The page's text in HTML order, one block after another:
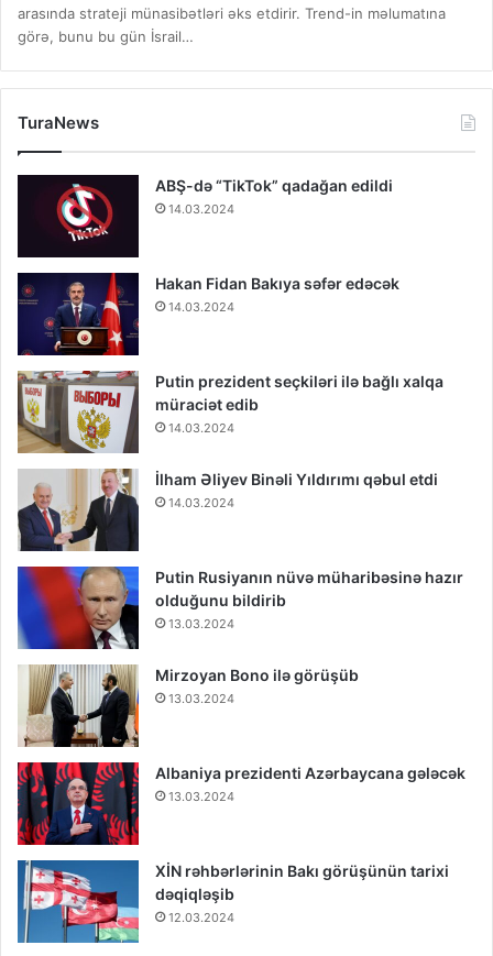
arasında strateji münasibətləri əks etdirir. Trend-in məlumatına
görə, bunu bu gün İsrail…
TuraNews
ABŞ-də “TikTok” qadağan edildi
14.03.2024
Hakan Fidan Bakıya səfər edəcək
14.03.2024
Putin prezident seçkiləri ilə bağlı xalqa
müraciət edib
14.03.2024
İlham Əliyev Binəli Yıldırımı qəbul etdi
14.03.2024
Putin Rusiyanın nüvə müharibəsinə hazır
olduğunu bildirib
13.03.2024
Mirzoyan Bono ilə görüşüb
13.03.2024
Albaniya prezidenti Azərbaycana gələcək
13.03.2024
XİN rəhbərlərinin Bakı görüşünün tarixi
dəqiqləşib
12.03.2024